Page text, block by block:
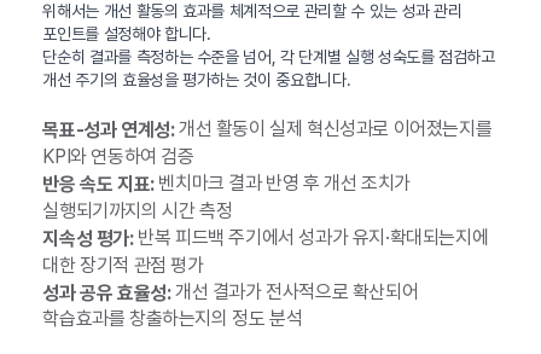
위해서는 개선 활동의 효과를 체계적으로 관리할 수 있는 성과 관리
포인트를 설정해야 합니다.
단순히 결과를 측정하는 수준을 넘어, 각 단계별 실행 성숙도를 점검하고
개선 주기의 효율성을 평가하는 것이 중요합니다.
목표-성과 연계성:개선 활동이 실제 혁신성과로 이어졌는지를
KPI와 연동하여 검증
반응 속도 지표:벤치마크 결과 반영 후 개선 조치가
실행되기까지의 시간 측정
지속성 평가:반복 피드백 주기에서 성과가 유지·확대되는지에
대한 장기적 관점 평가
성과 공유 효율성:개선 결과가 전사적으로 확산되어
학습효과를 창출하는지의 정도 분석